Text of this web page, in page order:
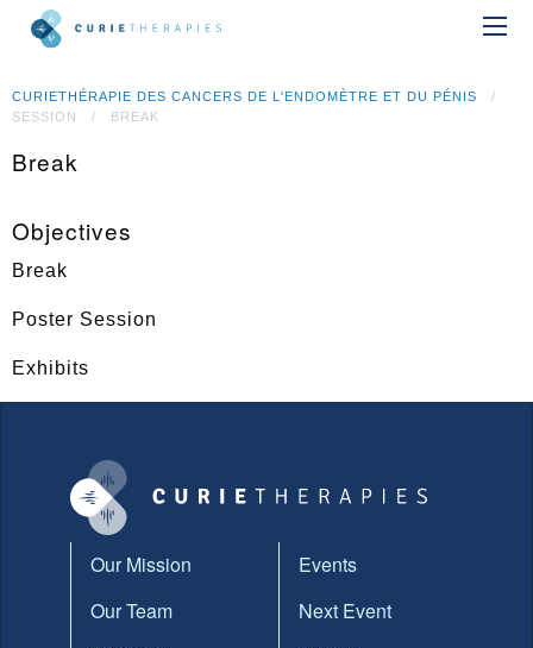
CURIETHÉRAPIE DES CANCERS DE L'ENDOMÈTRE ET DU PÉNIS
SESSION
BREAK
Break
Objectives
Break
Poster Session
Exhibits
Our Mission
Our Team
Events
Next Event